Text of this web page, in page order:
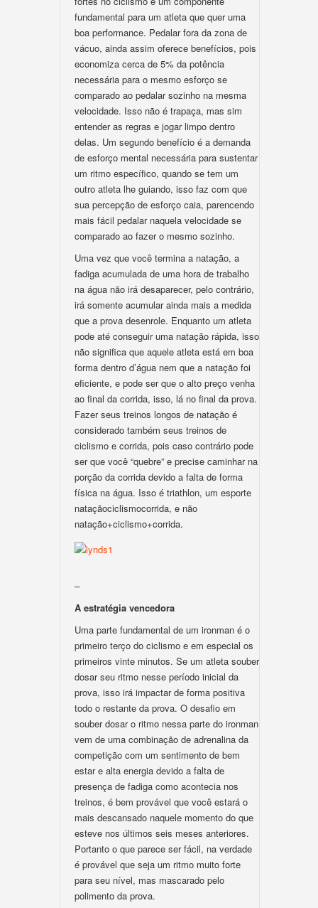
fundamental para um atleta que quer uma
boa performance. Pedalar fora da zona de
vácuo, ainda assim oferece benefícios, pois
economiza cerca de 5% da potência
necessária para o mesmo esforço se
comparado ao pedalar sozinho na mesma
velocidade. Isso não é trapaça, mas sim
entender as regras e jogar limpo dentro
delas. Um segundo benefício é a demanda
de esforço mental necessária para sustentar
um ritmo específico, quando se tem um
outro atleta lhe guiando, isso faz com que
sua percepção de esforço caia, parencendo
mais fácil pedalar naquela velocidade se
comparado ao fazer o mesmo sozinho.
Uma vez que você termina a natação, a
fadiga acumulada de uma hora de trabalho
na água não irá desaparecer, pelo contrário,
irá somente acumular ainda mais a medida
que a prova desenrole. Enquanto um atleta
pode até conseguir uma natação rápida, isso
não significa que aquele atleta está em boa
forma dentro d’água nem que a natação foi
eficiente, e pode ser que o alto preço venha
ao final da corrida, isso, lá no final da prova.
Fazer seus treinos longos de natação é
considerado também seus treinos de
ciclismo e corrida, pois caso contrário pode
ser que você “quebre” e precise caminhar na
porção da corrida devido a falta de forma
física na água. Isso é triathlon, um esporte
nataçãociclismocorrida, e não
natação+ciclismo+corrida.
–
A estratégia vencedora
Uma parte fundamental de um ironman é o
primeiro terço do ciclismo e em especial os
primeiros vinte minutos. Se um atleta souber
dosar seu ritmo nesse período inicial da
prova, isso irá impactar de forma positiva
todo o restante da prova. O desafio em
souber dosar o ritmo nessa parte do ironman
vem de uma combinação de adrenalina da
competição com um sentimento de bem
estar e alta energia devido a falta de
presença de fadiga como acontecia nos
treinos, é bem provável que você estará o
mais descansado naquele momento do que
esteve nos últimos seis meses anteriores.
Portanto o que parece ser fácil, na verdade
é provável que seja um ritmo muito forte
para seu nível, mas mascarado pelo
polimento da prova.